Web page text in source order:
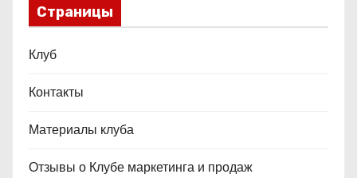
Страницы
Клуб
Контакты
Материалы клуба
Отзывы о Клубе маркетинга и продаж